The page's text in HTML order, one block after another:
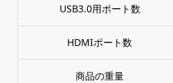
USB3.0用ポート数
HDMIポート数
商品の重量